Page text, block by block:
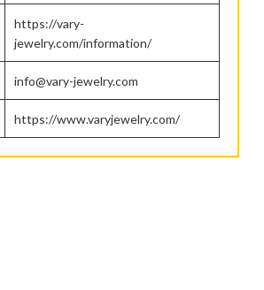
https://vary-
jewelry.com/information/
info@vary-jewelry.com
https://www.varyjewelry.com/